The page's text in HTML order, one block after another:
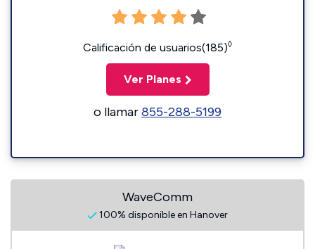
Calificación de usuarios(185)◊
Ver Planes
o llamar855-288-5199
WaveComm
100% disponible en Hanover